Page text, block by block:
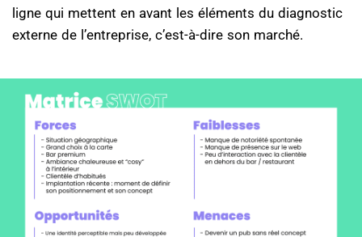
ligne qui mettent en avant les éléments du diagnostic
externe de l’entreprise, c’est-à-dire son marché.